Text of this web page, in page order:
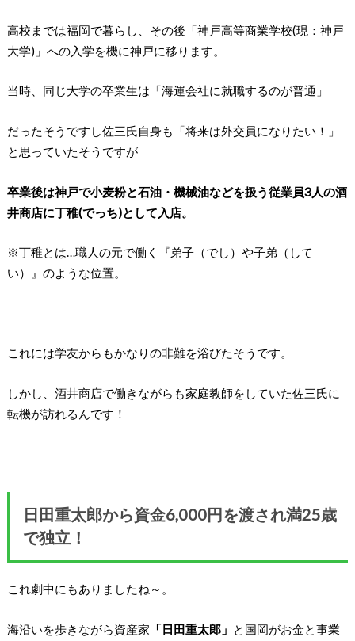
高校までは福岡で暮らし、その後「神戸高等商業学校(現：神戸
大学)」への入学を機に神戸に移ります。
当時、同じ大学の卒業生は「海運会社に就職するのが普通」
だったそうですし佐三氏自身も「将来は外交員になりたい！」
と思っていたそうですが
卒業後は神戸で小麦粉と石油・機械油などを扱う従業員3人の酒
井商店に丁稚(でっち)として入店。
※丁稚とは…職人の元で働く『弟子（でし）や子弟（して
い）』のような位置。
これには学友からもかなりの非難を浴びたそうです。
しかし、酒井商店で働きながらも家庭教師をしていた佐三氏に
転機が訪れるんです！
日田重太郎から資金6,000円を渡され満25歳
で独立！
これ劇中にもありましたね～。
海沿いを歩きながら資産家 「日田重太郎」 と国岡がお金と事業